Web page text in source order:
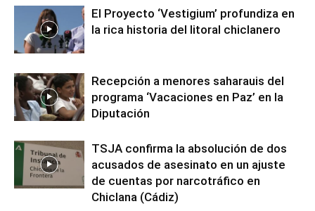
El Proyecto ‘Vestigium’ profundiza en
la rica historia del litoral chiclanero
Recepción a menores saharauis del
programa ‘Vacaciones en Paz’ en la
Diputación
TSJA confirma la absolución de dos
acusados de asesinato en un ajuste
de cuentas por narcotráfico en
Chiclana (Cádiz)